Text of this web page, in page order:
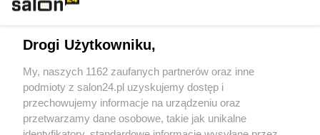
Sport
Społeczeństwo
Drogi Użytkowniku,
My, naszych 1162 zaufanych partnerów oraz inne
podmioty z salon24.pl uzyskujemy dostęp i
przechowujemy informacje na urządzeniu oraz
przetwarzamy dane osobowe, takie jak unikalne